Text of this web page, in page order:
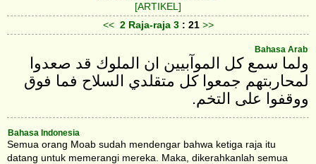
[ARTIKEL]
<< 2 Raja-raja 3 : 21 >>
Bahasa Arab
ولما سمع كل الموآبيين ان الملوك قد صعدوا
لمحاربتهم جمعوا كل متقلدي السلاح فما فوق
ووقفوا على التخم.
Bahasa Indonesia
Semua orang Moab sudah mendengar bahwa ketiga raja itu
datang untuk memerangi mereka. Maka, dikerahkanlah semua